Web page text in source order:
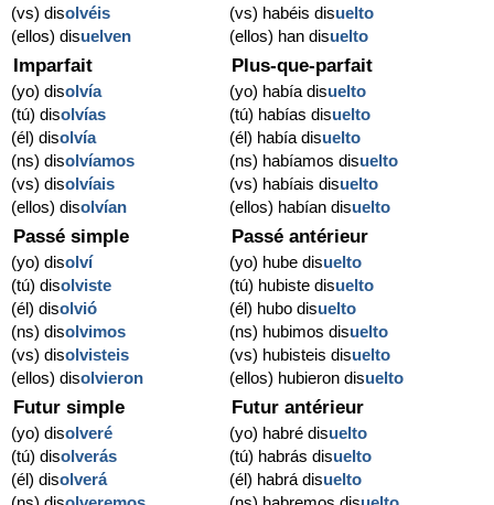
(vs) disolvéis
(ellos) disuelven
(vs) habéis disuelto
(ellos) han disuelto
Imparfait
(yo) disolvía
(tú) disolvías
(él) disolvía
(ns) disolvíamos
(vs) disolvíais
(ellos) disolvían
Plus-que-parfait
(yo) había disuelto
(tú) habías disuelto
(él) había disuelto
(ns) habíamos disuelto
(vs) habíais disuelto
(ellos) habían disuelto
Passé simple
(yo) disolví
(tú) disolviste
(él) disolvió
(ns) disolvimos
(vs) disolvisteis
(ellos) disolvieron
Passé antérieur
(yo) hube disuelto
(tú) hubiste disuelto
(él) hubo disuelto
(ns) hubimos disuelto
(vs) hubisteis disuelto
(ellos) hubieron disuelto
Futur simple
(yo) disolveré
(tú) disolverás
(él) disolverá
Futur antérieur
(yo) habré disuelto
(tú) habrás disuelto
(él) habrá disuelto